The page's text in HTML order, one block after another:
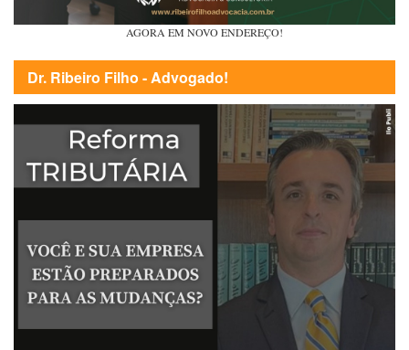
AGORA EM NOVO ENDEREÇO!
Dr. Ribeiro Filho - Advogado!